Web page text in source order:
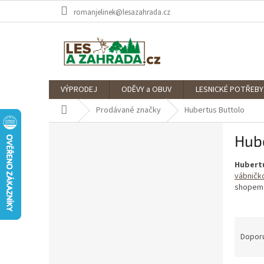
romanjelinek@lesazahrada.cz
VÝPRODEJ ODĚVY a OBUV LESNICKÉ POTŘEBY
Domů Prodávané značky Hubertus Buttolo